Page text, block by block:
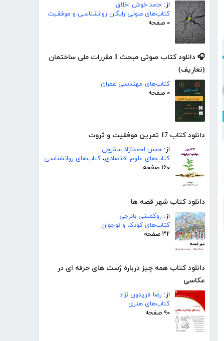
از: حامد خوش اخلاق
کتاب‌های صوتی رایگان روانشناسی و موفقیت
۰ صفحه
🎧 دانلود کتاب صوتی مبحث 1 مقررات ملی ساختمان
(تعاریف)
کتاب‌های مهندسی عمران
۰ صفحه
دانلود کتاب 17 تمرین موفقیت و ثروت
از: حسن احمدنژاد سقزچی
کتاب‌های علوم اقتصادی، کتاب‌های روانشناسی
۱۶۰ صفحه
دانلود کتاب شهر قصه ها
از: روکمینی بانرجی
کتاب‌های کودک و نوجوان
۳۲ صفحه
دانلود کتاب همه چیز درباره ژست های حرفه ای در
عکاسی
از: رضا فریدون نژاد
کتاب‌های هنری
۹۰ صفحه